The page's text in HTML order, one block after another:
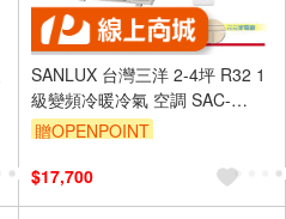
SANLUX 台灣三洋 2-4坪 R32 1
級變頻冷暖冷氣 空調 SAC-
V22HR3/SAE-V22HR3
贈OPENPOINT
$17,700